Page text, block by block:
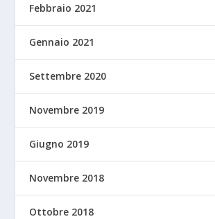
Febbraio 2021
Gennaio 2021
Settembre 2020
Novembre 2019
Giugno 2019
Novembre 2018
Ottobre 2018